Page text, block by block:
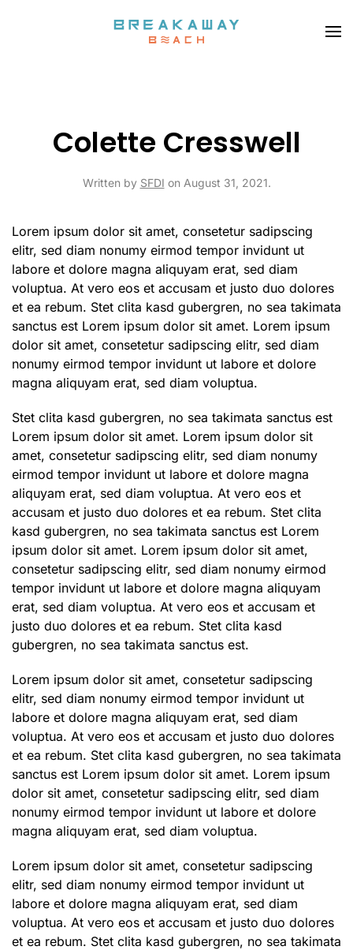
Skip to main content
Colette Cresswell
Written by SFDI on August 31, 2021.
Lorem ipsum dolor sit amet, consetetur sadipscing
elitr, sed diam nonumy eirmod tempor invidunt ut
labore et dolore magna aliquyam erat, sed diam
voluptua. At vero eos et accusam et justo duo dolores
et ea rebum. Stet clita kasd gubergren, no sea takimata
sanctus est Lorem ipsum dolor sit amet. Lorem ipsum
dolor sit amet, consetetur sadipscing elitr, sed diam
nonumy eirmod tempor invidunt ut labore et dolore
magna aliquyam erat, sed diam voluptua.
Stet clita kasd gubergren, no sea takimata sanctus est
Lorem ipsum dolor sit amet. Lorem ipsum dolor sit
amet, consetetur sadipscing elitr, sed diam nonumy
eirmod tempor invidunt ut labore et dolore magna
aliquyam erat, sed diam voluptua. At vero eos et
accusam et justo duo dolores et ea rebum. Stet clita
kasd gubergren, no sea takimata sanctus est Lorem
ipsum dolor sit amet. Lorem ipsum dolor sit amet,
consetetur sadipscing elitr, sed diam nonumy eirmod
tempor invidunt ut labore et dolore magna aliquyam
erat, sed diam voluptua. At vero eos et accusam et
justo duo dolores et ea rebum. Stet clita kasd
gubergren, no sea takimata sanctus est.
Lorem ipsum dolor sit amet, consetetur sadipscing
elitr, sed diam nonumy eirmod tempor invidunt ut
labore et dolore magna aliquyam erat, sed diam
voluptua. At vero eos et accusam et justo duo dolores
et ea rebum. Stet clita kasd gubergren, no sea takimata
sanctus est Lorem ipsum dolor sit amet. Lorem ipsum
dolor sit amet, consetetur sadipscing elitr, sed diam
nonumy eirmod tempor invidunt ut labore et dolore
magna aliquyam erat, sed diam voluptua.
Lorem ipsum dolor sit amet, consetetur sadipscing
elitr, sed diam nonumy eirmod tempor invidunt ut
labore et dolore magna aliquyam erat, sed diam
voluptua. At vero eos et accusam et justo duo dolores
et ea rebum. Stet clita kasd gubergren, no sea takimata